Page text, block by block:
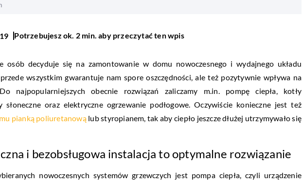
Potrzebujesz ok. 2 min. aby przeczytać ten wpis
osób decyduje się na zamontowanie w domu nowoczesnego i wydajnego układu
wszystkim gwarantuje nam spore oszczędności, ale też pozytywnie wpływa na
najpopularniejszych obecnie rozwiązań zaliczamy m.in. pompę ciepła, kotły
słoneczne oraz elektryczne ogrzewanie podłogowe. Oczywiście konieczne jest też
pianką poliuretanowąlub styropianem, tak aby ciepło jeszcze dłużej utrzymywało się
i bezobsługowa instalacja to optymalne rozwiązanie
nowoczesnych systemów grzewczych jest pompa ciepła, czyli urządzenie